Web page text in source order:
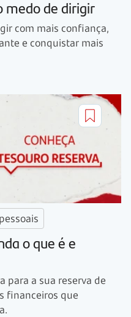
medo de dirigir
com mais confiança,
e conquistar mais
o que é e
para a sua reserva de
financeiros que